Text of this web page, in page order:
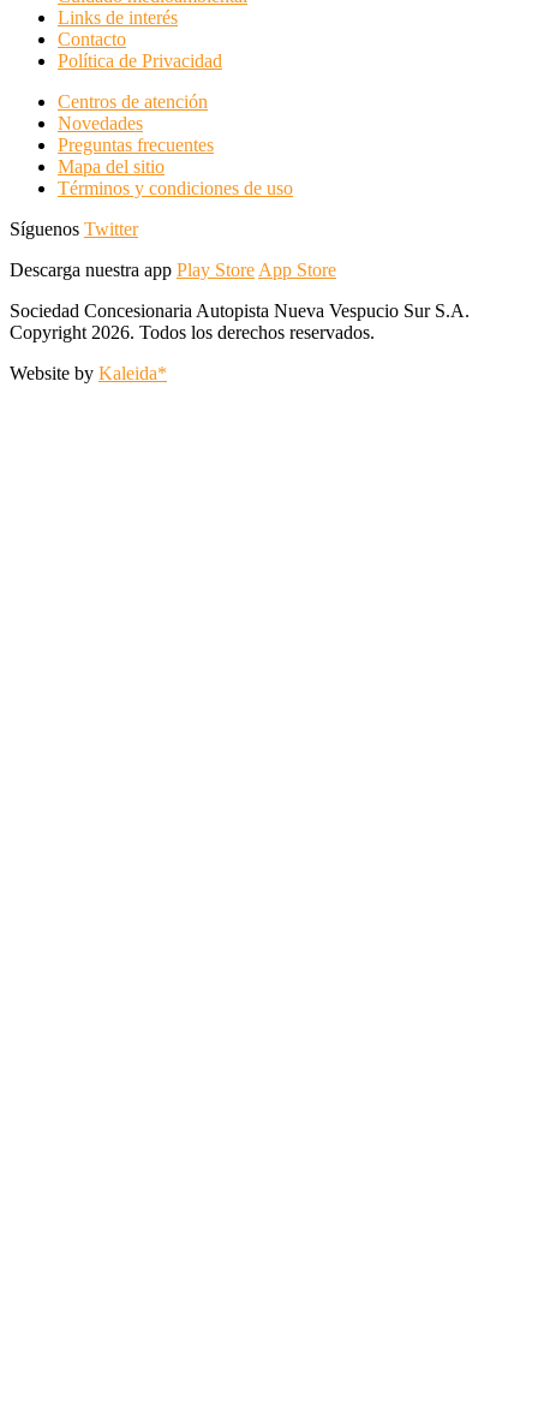
Links de interés
Contacto
Política de Privacidad
Centros de atención
Novedades
Preguntas frecuentes
Mapa del sitio
Términos y condiciones de uso
Síguenos Twitter
Descarga nuestra app Play Store App Store
Sociedad Concesionaria Autopista Nueva Vespucio Sur S.A.
Copyright 2026. Todos los derechos reservados.
Website by Kaleida*